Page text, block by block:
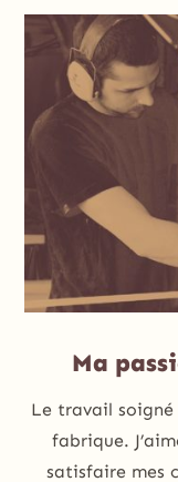
Ma
Le travail
fabrique.
satisfaire mes